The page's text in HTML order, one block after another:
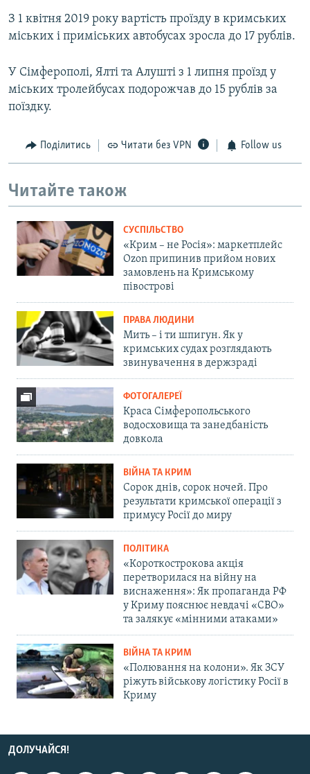
З 1 квітня 2019 року вартість проїзду в кримських
міських і приміських автобусах зросла до 17 рублів.
У Сімферополі, Ялті та Алушті з 1 липня проїзд у
міських тролейбусах подорожчав до 15 рублів за
поїздку.
Поділитись Читати без VPN Follow us
Читайте також
СУСПІЛЬСТВО
«Крим – не Росія»: маркетплейс
Ozon припинив прийом нових
замовлень на Кримському
півострові
ПРАВА ЛЮДИНИ
Мить – і ти шпигун. Як у
кримських судах розглядають
звинувачення в держзраді
ФОТОГАЛЕРЕЇ
Краса Сімферопольського
водосховища та занедбаність
довкола
ВІЙНА ТА КРИМ
Сорок днів, сорок ночей. Про
результати кримської операції з
примусу Росії до миру
ПОЛІТИКА
«Короткострокова акція
перетворилася на війну на
виснаження»: Як пропаганда РФ
у Криму пояснює невдачі «СВО»
та залякує «мінними атаками»
ВІЙНА ТА КРИМ
«Полювання на колони». Як ЗСУ
ріжуть військову логістику Росії в
Криму
ДОЛУЧАЙСЯ!